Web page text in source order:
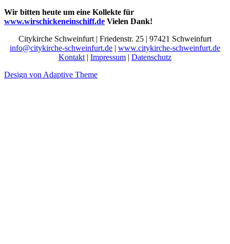
Wir bitten heute um eine Kollekte für
www.wirschickeneinschiff.de Vielen Dank!
Citykirche Schweinfurt | Friedenstr. 25 | 97421 Schweinfurt
info@citykirche-schweinfurt.de | www.citykirche-schweinfurt.de
Kontakt | Impressum | Datenschutz
Design von Adaptive Theme